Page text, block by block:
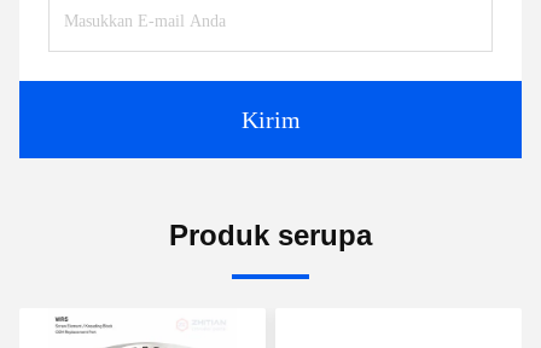
Kirim
Produk serupa